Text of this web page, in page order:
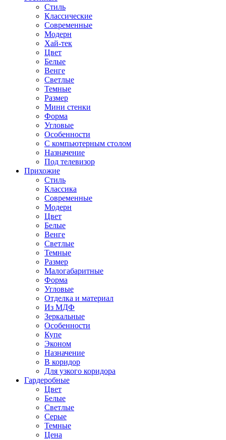
Стиль
Классические
Современные
Модерн
Хай-тек
Цвет
Белые
Венге
Светлые
Темные
Размер
Мини стенки
Форма
Угловые
Особенности
С компьютерным столом
Назначение
Под телевизор
Прихожие
Стиль
Классика
Современные
Модерн
Цвет
Белые
Венге
Светлые
Темные
Размер
Малогабаритные
Форма
Угловые
Отделка и материал
Из МДФ
Зеркальные
Особенности
Купе
Эконом
Назначение
В коридор
Для узкого коридора
Гардеробные
Цвет
Белые
Светлые
Серые
Темные
Цена